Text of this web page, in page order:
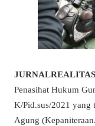
Penasihat Hukum
K/Pid.sus/2021 yang
Agung